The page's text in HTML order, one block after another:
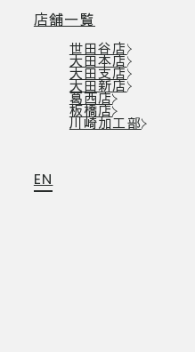
店舗一覧
世田谷店
大田本店
大田支店
大田新店
葛西店
板橋店
川崎加工部
EN